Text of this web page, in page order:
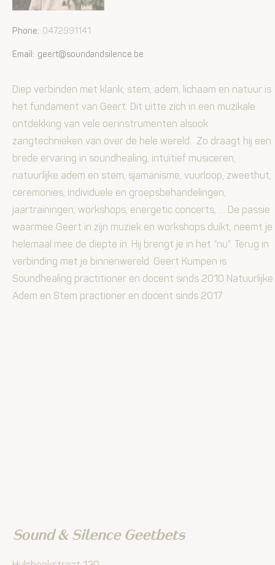
Phone: 0472991141
Email: geert@soundandsilence.be
Diep verbinden met klank, stem, adem, lichaam en natuur is
het fundament van Geert. Dit uitte zich in een muzikale
ontdekking van vele oerinstrumenten alsook
zangtechnieken van over de hele wereld. Zo draagt hij een
brede ervaring in soundhealing, intuïtief musiceren,
natuurlijke adem en stem, sjamanisme, vuurloop, zweethut,
ceremonies, individuele en groepsbehandelingen,
jaartrainingen, workshops, energetic concerts, … De passie
waarmee Geert in zijn muziek en workshops duikt, neemt je
helemaal mee de diepte in. Hij brengt je in het “nu”. Terug in
verbinding met je binnenwereld. Geert Kumpen is
Soundhealing practitioner en docent sinds 2010 Natuurlijke
Adem en Stem practioner en docent sinds 2017
Sound & Silence Geetbets